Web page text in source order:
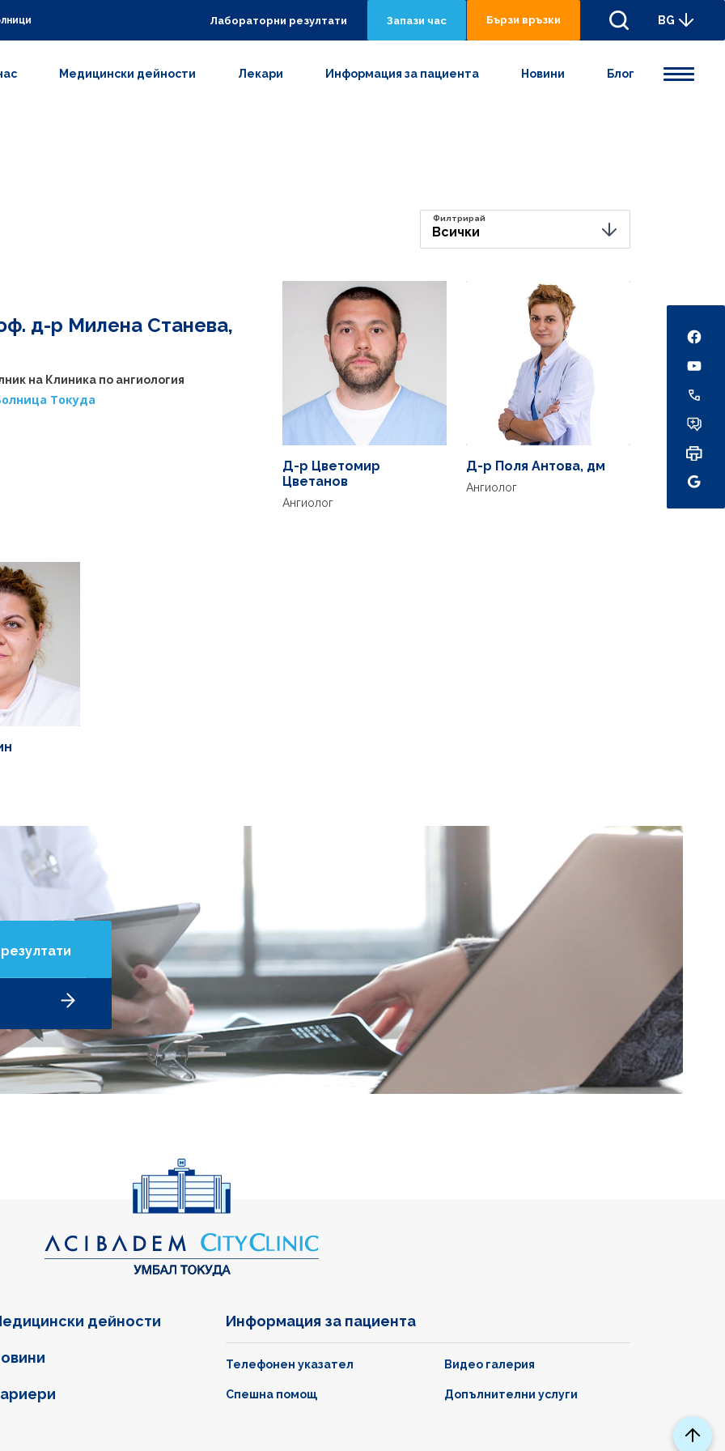
Лабораторни резултати Запази час Бързи връзки BG
Медицински дейности Лекари Информация за пациента Новини Блог
Всички
Филтрирай
д-р Милена Станева,
на Клиника по ангиология
Токуда
Д-р Цветомир
Цветанов
Ангиолог
Д-р Поля Антова, дм
Ангиолог
дейности Информация за пациента
Телефонен указател Видео галерия
Спешна помощ Допълнителни услуги